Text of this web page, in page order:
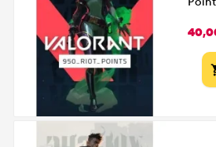
Prix